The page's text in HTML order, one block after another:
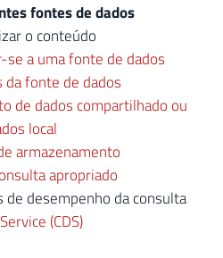
fontes de dados
o conteúdo
a uma fonte de dados
fonte de dados
de dados compartilhado ou
local
armazenamento
apropriado
desempenho da consulta
(CDS)